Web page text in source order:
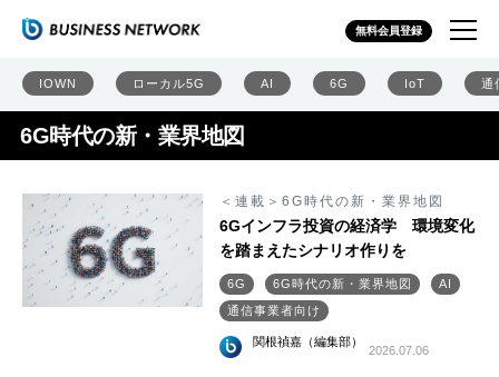
無料会員登録
IOWN ローカル5G AI 6G IoT 通
6G時代の新・業界地図
＜連載＞6G時代の新・業界地図
6Gインフラ投資の経済学 環境変化
を踏まえたシナリオ作りを
6G 6G時代の新・業界地図
AI
通信事業者向け
関根禎嘉（編集部）
2026.07.06